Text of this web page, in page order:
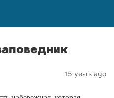
15 years ago